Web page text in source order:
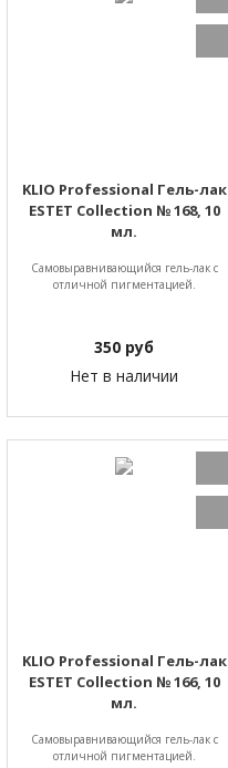
KLIO Professional Гель-лак
ESTET Collection № 168, 10
мл.
Самовыравнивающийся гель-лак с
отличной пигментацией.
350 руб
Нет в наличии
KLIO Professional Гель-лак
ESTET Collection № 166, 10
мл.
Самовыравнивающийся гель-лак с
отличной пигментацией.